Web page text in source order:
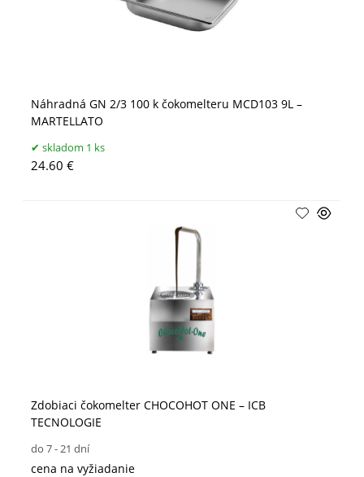
Náhradná GN 2/3 100 k čokomelteru MCD103 9L –
MARTELLATO
skladom 1 ks
24.60 €
Zdobiaci čokomelter CHOCOHOT ONE – ICB
TECNOLOGIE
do 7 - 21 dní
cena na vyžiadanie